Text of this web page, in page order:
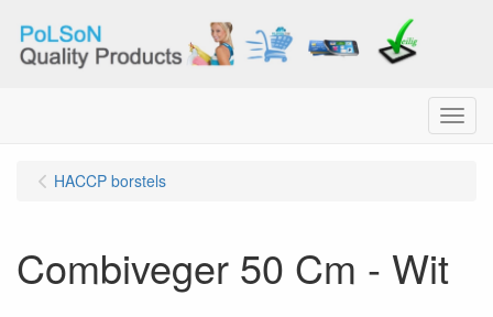
Menu
HACCP borstels
Combiveger 50 Cm - Wit